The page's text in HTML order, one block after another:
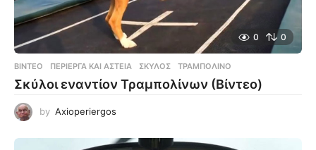
0 0
ΒΊΝΤΕΟ ΠΕΡΊΕΡΓΑ ΚΑΙ ΑΣΤΕΊΑ ,ΣΚΎΛΟΣ ,ΤΡΑΜΠΟΛΊΝΟ
Σκύλοι εναντίον Τραμπολίνων (Βίντεο)
by Axioperiergos